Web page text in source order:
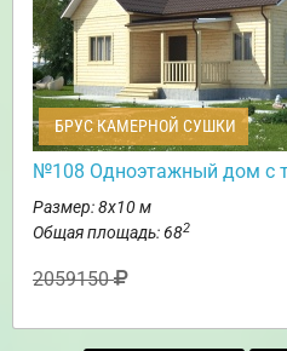
БРУС КАМЕРНОЙ СУШКИ
№108 Одноэтажный дом с
Размер: 8х10 м
Общая площадь: 682
2059150